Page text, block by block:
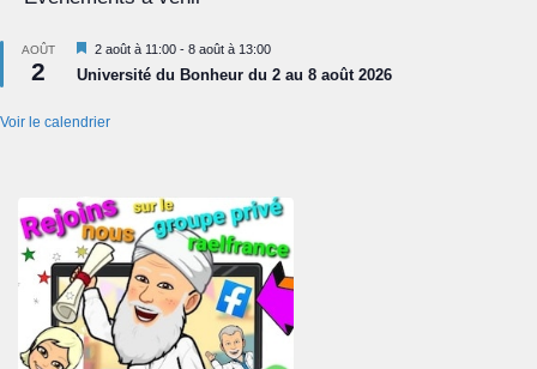
AOÛT
2
Mis
en
avant
2 août à 11:00 - 8 août à 13:00
Université du Bonheur du 2 au 8 août 2026
Voir le calendrier